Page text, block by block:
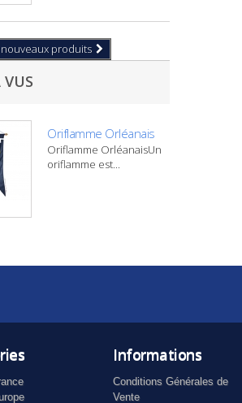
produits
VUS
Oriflamme Orléanais
Oriflamme OrléanaisUn
oriflamme est...
Informations
Conditions Générales de
Vente